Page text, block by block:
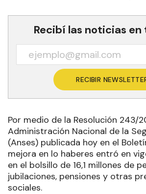
Recibí las noticias en
RECIBIR
Por medio de la Resolución 243/
Administración Nacional de la
(Anses) publicada hoy en el
mejora en lo haberes entró en
en el bolsillo de 16,1 millones de
jubilaciones, pensiones y otras
sociales.